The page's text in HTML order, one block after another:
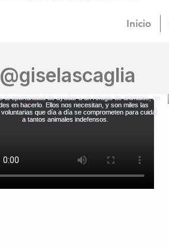
Inicio
@giselascaglia